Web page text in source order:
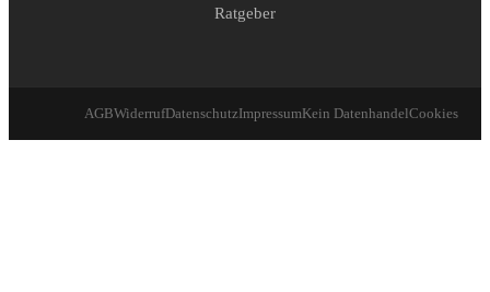
Ratgeber
AGBWiderrufDatenschutzImpressumKein DatenhandelCookies